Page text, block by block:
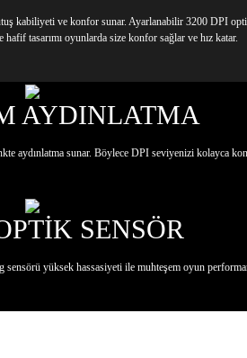
ve konfor sunar. Ayarlanabilir 3200 DPI
tasarımı oyunlarda size konfor sağlar ve hız katar.
AYDINLATMA
aydınlatma sunar. Böylece DPI seviyenizi kolayca
SENSÖR
yüksek hassasiyeti ile muhteşem oyun